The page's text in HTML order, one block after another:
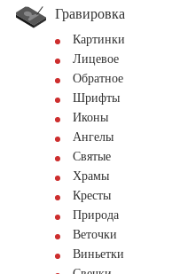
Гравировка
Картинки
Лицевое
Обратное
Шрифты
Иконы
Ангелы
Святые
Храмы
Кресты
Природа
Веточки
Виньетки